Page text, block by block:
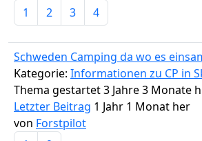
1
2 3 4
Schweden Camping da wo es
Kategorie: Informationen zu CP in
Thema gestartet 3 Jahre 3 Monate
Letzter Beitrag 1 Jahr 1 Monat her
von Forstpilot